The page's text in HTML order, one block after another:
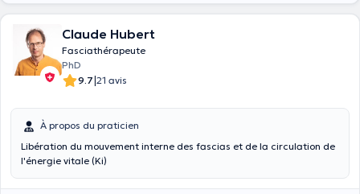
Claude Hubert
Fasciathérapeute
PhD
9.7|21 avis
À propos du praticien
Libération du mouvement interne des fascias et de la circulation de
l'énergie vitale (Ki)